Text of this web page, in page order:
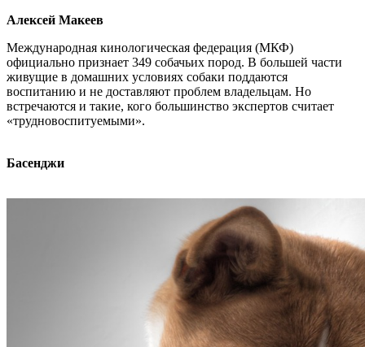
Алексей Макеев
Международная кинологическая федерация (МКФ)
официально признает 349 собачьих пород. В большей части
живущие в домашних условиях собаки поддаются
воспитанию и не доставляют проблем владельцам. Но
встречаются и такие, кого большинство экспертов считает
«трудновоспитуемыми».
Басенджи